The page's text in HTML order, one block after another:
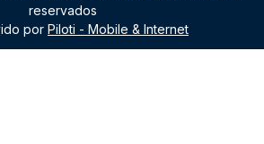
reservados
por Piloti - Mobile & Internet